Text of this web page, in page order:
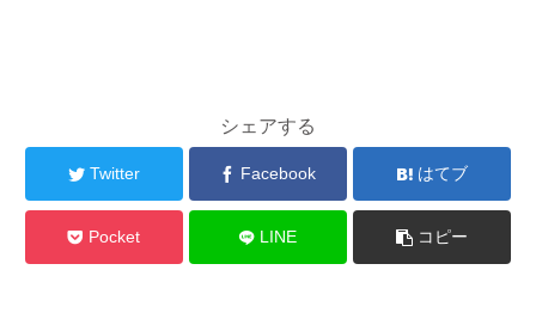
シェアする
Twitter Facebook はてブ
Pocket LINE コピー